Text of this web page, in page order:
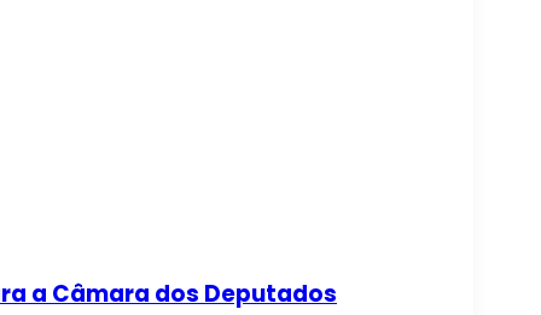
a Câmara dos Deputados